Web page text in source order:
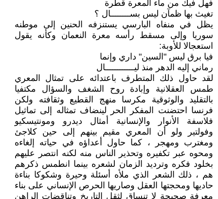
فهل فيك من ماء المعرة قطرة
تغيث بها ظمآن ليس بســــــــال ؟
يظل في منفاه البارسي يستنزفه الحنين إلى موطنه
سوريا وإلى مسقط رأسه معرة النعمان وكأنه يقول
استعجالا للأوبة:
فيا برق ليس "السين" داري وإنما
رماني إليه الدهر منذ ليــــــــــــال
لقد حاول ذلك المتطرف باعتدائه على تمثال المعري
طمس العقلانية وإبادة روح الشغف والسؤال مكتفيا
بالتقليد والوثوقية مكرسا منهج القطيع وثقافته ولكن
فرنسا احتضنت المفكر الحر لينضاف تمثاله إلى تماثيل
فلاسفة الأنوار والإنسانية أمثال ديدرو ومونتيسكيو
وفولتير ولو أن المعري مقيم بينهم إلى حين كلاجئ
ومغترب ومهجر ، كما حاول أعداؤه في حياته إلغاءه
ومحوه عبر تكفيره وتحذير الناس منه لكنه انتصر عليهم
بخلود فكره وترديد الزمان لشعره بينما انطمس ذكرهم
هم ، ذلك الشعر الذي ملأه أسئلة وحيرة وشكوكا بناءة
حاديها ومحجتها العقل وصاريها الحرص الإنساني على بناء
معرفة صحيحة لا تنساق لثقل التاريخ وتناقضات الراهن